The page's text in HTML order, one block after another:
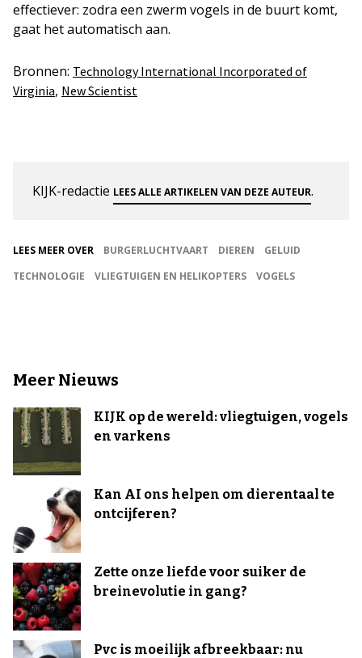
effectiever: zodra een zwerm vogels in de buurt komt,
gaat het automatisch aan.
Bronnen: Technology International Incorporated of
Virginia, New Scientist
KIJK-redactie LEES ALLE ARTIKELEN VAN DEZE AUTEUR.
LEES MEER OVER BURGERLUCHTVAART DIEREN
GELUID
TECHNOLOGIE
VLIEGTUIGEN EN HELIKOPTERS VOGELS
Meer Nieuws
KIJK op de wereld: vliegtuigen, vogels
en varkens
Kan AI ons helpen om dierentaal te
ontcijferen?
Zette onze liefde voor suiker de
breinevolutie in gang?
Pvc is moeilijk afbreekbaar: nu